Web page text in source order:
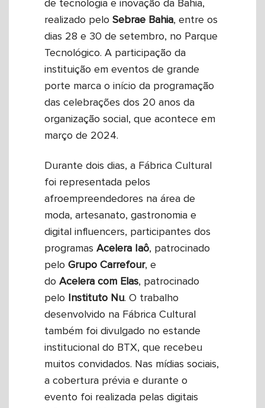
de tecnologia e inovação da Bahia,
realizado pelo Sebrae Bahia, entre os
dias 28 e 30 de setembro, no Parque
Tecnológico. A participação da
instituição em eventos de grande
porte marca o início da programação
das celebrações dos 20 anos da
organização social, que acontece em
março de 2024.
Durante dois dias, a Fábrica Cultural
foi representada pelos
afroempreendedores na área de
moda, artesanato, gastronomia e
digital influencers, participantes dos
programas Acelera Iaô, patrocinado
pelo Grupo Carrefour, e
do Acelera com Elas, patrocinado
pelo
Instituto Nu. O trabalho
desenvolvido na Fábrica Cultural
também foi divulgado no estande
institucional do BTX, que recebeu
muitos convidados. Nas mídias sociais,
a cobertura prévia e durante o
evento foi realizada pelas digitais